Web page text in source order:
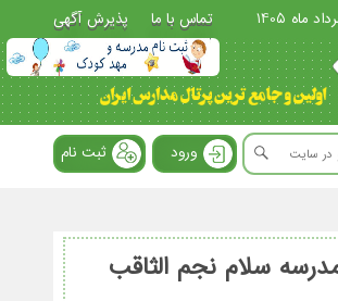
تماس با ما پذیرش آگهی
ورود ثبت نام
سلام نجم الثاقب